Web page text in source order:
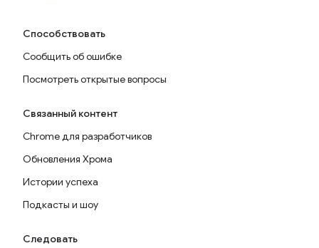
Способствовать
Сообщить об ошибке
Посмотреть открытые вопросы
Связанный контент
Chrome для разработчиков
Обновления Хрома
Истории успеха
Подкасты и шоу
Следовать